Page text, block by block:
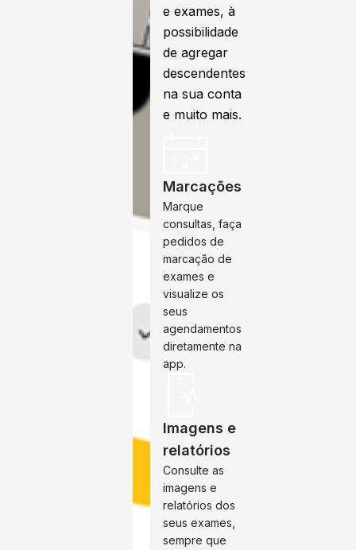
e exames, à
possibilidade
de agregar
descendentes
na sua conta
e muito mais.
Marcações
Marque
consultas, faça
pedidos de
marcação de
exames e
visualize os
seus
agendamentos
diretamente na
app.
Imagens e
relatórios
Consulte as
imagens e
relatórios dos
seus exames,
sempre que